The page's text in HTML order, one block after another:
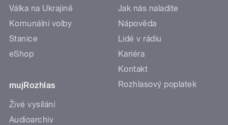
Válka na Ukrajině
Komunální volby
Stanice
eShop
mujRozhlas
Živé vysílání
Audioarchiv
Jak nás naladíte
Nápověda
Lidé v rádiu
Kariéra
Kontakt
Rozhlasový poplatek